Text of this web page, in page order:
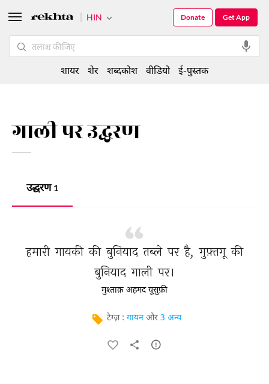
गाली पर उद्धरण
उद्धरण 1
हमारी गायकी की बुनियाद तब्ले पर है, गुफ़्तगू की
बुनियाद गाली पर।
मुश्ताक़ अहमद यूसुफ़ी
टैग्ज़ : गायन और 3 अन्य
HIN Get App
Donate
शायर शेर शब्दकोश वीडियो ई-पुस्तक